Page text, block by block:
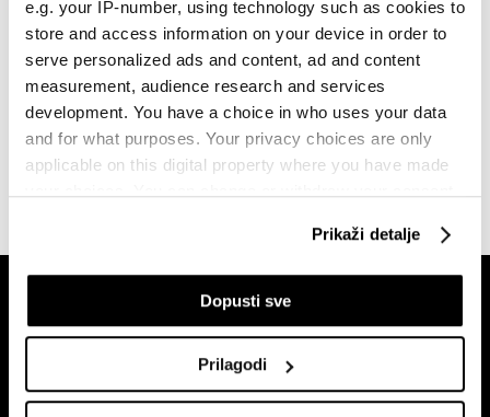
e.g. your IP-number, using technology such as cookies to
store and access information on your device in order to
serve personalized ads and content, ad and content
measurement, audience research and services
development. You have a choice in who uses your data
and for what purposes. Your privacy choices are only
applicable on this digital property where you have made
If you allow, we would also like to:
Collect information about your geographical
Identify your device by actively scanning it for
Prikaži detalje
Dopusti sve
Prilagodi
Squibba
SVE VIJESTI IZ RUBRIKE BIZNIS